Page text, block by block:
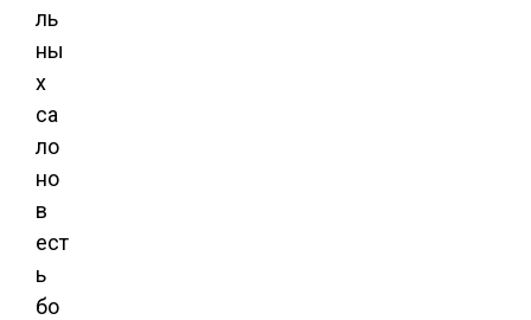
ль
ны
х
са
ло
но
в
ест
ь
бо